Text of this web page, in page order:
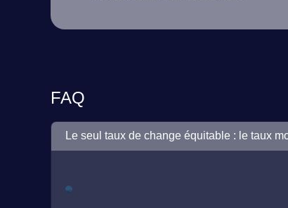
FAQ
Le seul taux de change équitable : le taux